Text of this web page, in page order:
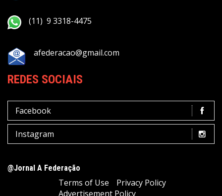
(11) 9 3318-4475
afederacao@gmail.com
REDES SOCIAIS
Facebook
Instagram
@Jornal A Federação
Terms of Use
Privacy Policy
Advertisement Policy